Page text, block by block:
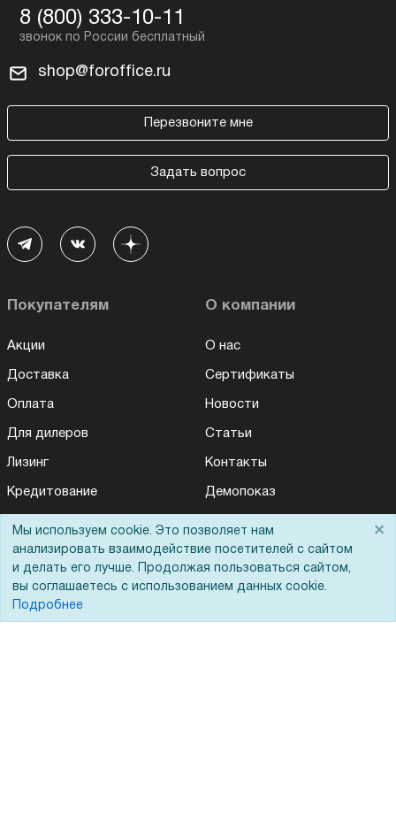
8 (800) 333-10-11
shop@foroffice.ru
Перезвоните мне
Задать вопрос
Покупателям
Акции
Доставка
Оплата
Для дилеров
Лизинг
Кредитование
Тендеры
ЭДО
О компании
О нас
Сертификаты
Новости
Статьи
Контакты
Демопоказ
Мы используем cookie. Это позволяет нам
анализировать взаимодействие посетителей с сайтом
и делать его лучше. Продолжая пользоваться сайтом,
вы соглашаетесь с использованием данных cookie.
Подробнее
×